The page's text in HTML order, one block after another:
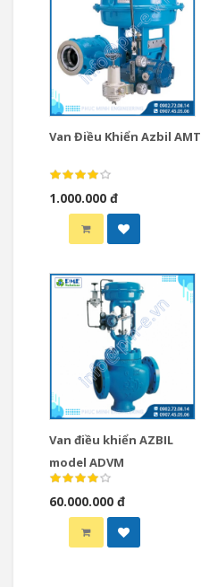
Van Điều Khiển Azbil AMT
1.000.000 đ
Van điều khiển AZBIL
model ADVM
60.000.000 đ